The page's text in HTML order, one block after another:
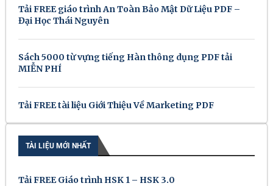
Tải FREE giáo trình An Toàn Bảo Mật Dữ Liệu PDF –
Đại Học Thái Nguyên
Sách 5000 từ vựng tiếng Hàn thông dụng PDF tải
MIỄN PHÍ
Tải FREE tài liệu Giới Thiệu Về Marketing PDF
TÀI LIỆU MỚI NHẤT
Tải FREE Giáo trình HSK 1 – HSK 3.0